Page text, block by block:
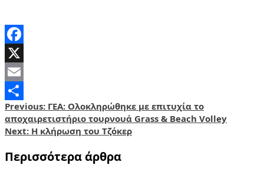
Facebook
X
Email
Share
Post
navigation
Previous: ΓΕΑ: Ολοκληρώθηκε με επιτυχία το
αποχαιρετιστήριο τουρνουά Grass & Beach Volley
Next: Η κλήρωση του Τζόκερ
Περισσότερα άρθρα